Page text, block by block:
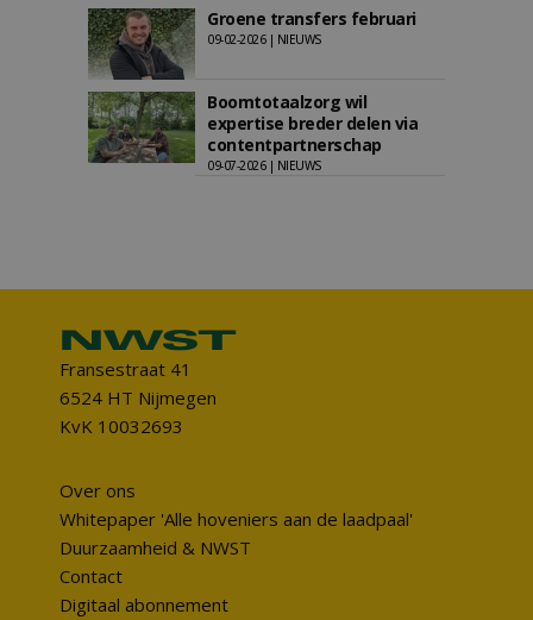
Groene transfers februari
09-02-2026 | NIEUWS
Boomtotaalzorg wil
expertise breder delen via
contentpartnerschap
09-07-2026 | NIEUWS
Fransestraat 41
6524 HT Nijmegen
KvK 10032693
Over ons
Whitepaper 'Alle hoveniers aan de laadpaal'
Duurzaamheid & NWST
Contact
Digitaal abonnement